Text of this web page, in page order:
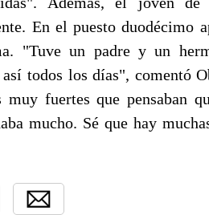
En el puesto duodécimo
"Tuve un padre y un
todos los días", comentó
fuertes que pensaban
mucho. Sé que hay